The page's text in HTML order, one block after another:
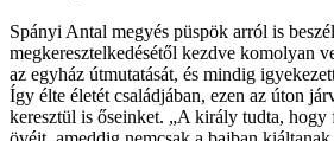
Spányi Antal megyés püspök arról is
megkeresztelkedésétől kezdve komolyan
az egyház útmutatását, és mindig
Így élte életét családjában, ezen az úton
keresztül is őseinket. „A király tudta, hogy